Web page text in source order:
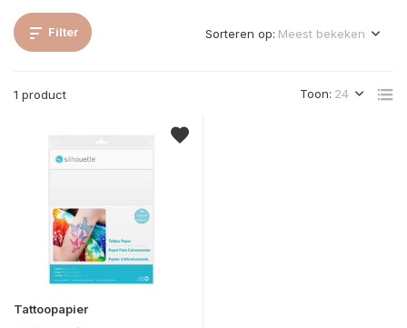
Filter
1 product Toon:
Sorteren op:
Tattoopapier